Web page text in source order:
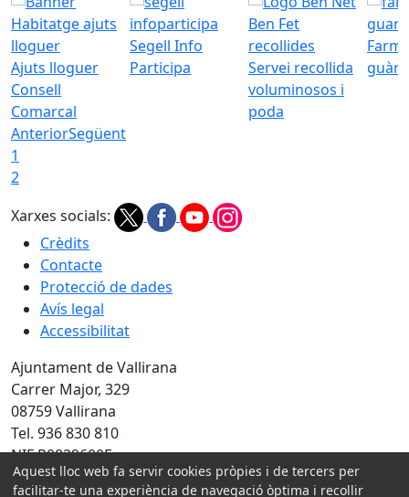
Ajuts lloguer
Consell
Comarcal
Segell Info
Participa
Servei recollida
voluminosos i
poda
AnteriorSegüent
1
2
Xarxes socials:
Crèdits
Contacte
Protecció de dades
Avís legal
Accessibilitat
Ajuntament de Vallirana
Carrer Major, 329
08759 Vallirana
Tel. 936 830 810
NIF P0829600F
Amb la col·laboració de:
Aquest lloc web fa servir cookies pròpies i de tercers per
facilitar-te una experiència de navegació òptima i recollir